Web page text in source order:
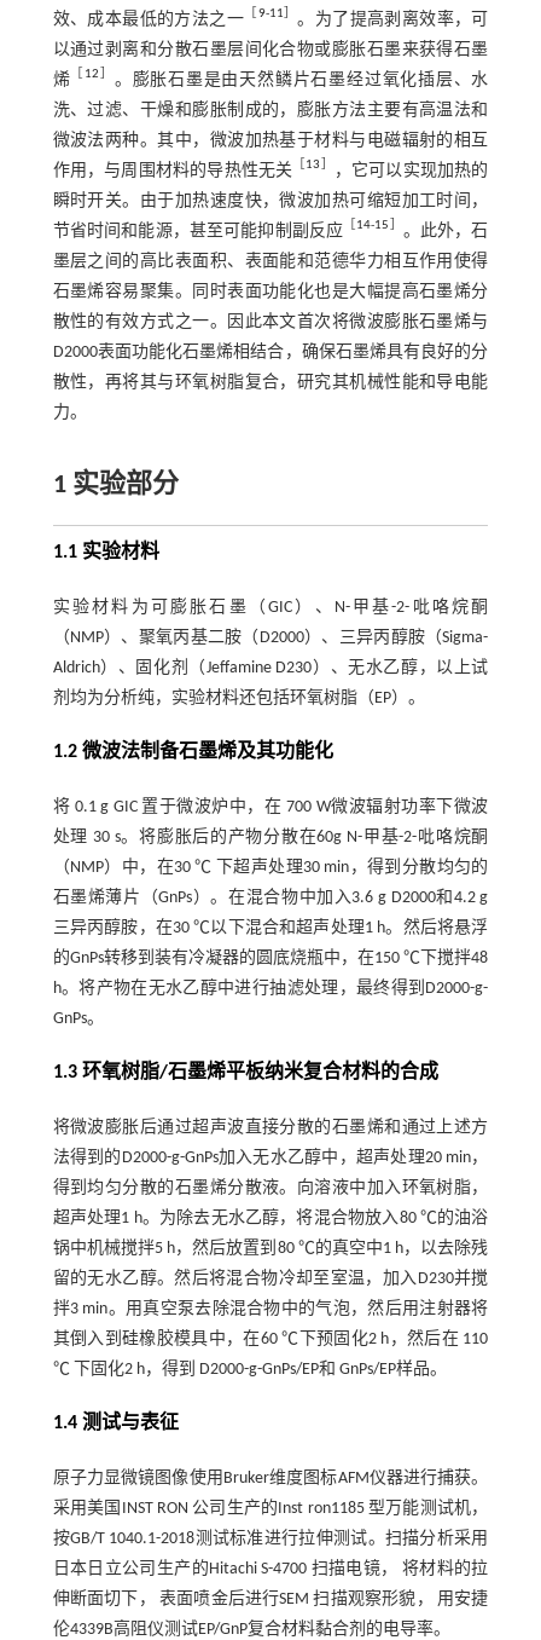
效、成本最低的方法之一 ［9-11］ 。为了提高剥离效率，可
以通过剥离和分散石墨层间化合物或膨胀石墨来获得石墨
烯 ［ 12］ 。膨胀石墨是由天然鳞片石墨经过氧化插层、水
洗、过滤、干燥和膨胀制成的，膨胀方法主要有高温法和
微波法两种。其中，微波加热基于材料与电磁辐射的相互
作用，与周围材料的导热性无关
［13］
，它可以实现加热的
瞬时开关。由于加热速度快，微波加热可缩短加工时间，
节省时间和能源，甚至可能抑制副反应 ［14-15］ 。此外，石
墨层之间的高比表面积、表面能和范德华力相互作用使得
石墨烯容易聚集。同时表面功能化也是大幅提高石墨烯分
散性的有效方式之一。因此本文首次将微波膨胀石墨烯与
D2000表面功能化石墨烯相结合，确保石墨烯具有良好的分
散性，再将其与环氧树脂复合，研究其机械性能和导电能
力。
1 实验部分
1.1 实验材料
实验材料为可膨胀石墨（GIC）、N-甲基-2-吡咯烷酮
（NMP）、聚氧丙基二胺（D2000）、三异丙醇胺（Sigma-
Aldrich）、固化剂（Jeffamine D230）、无水乙醇，以上试
剂均为分析纯，实验材料还包括环氧树脂（EP）。
1.2 微波法制备石墨烯及其功能化
将 0.1 g GIC 置于微波炉中，在 700 W微波辐射功率下微波
处理 30 s。将膨胀后的产物分散在60g N-甲基-2-吡咯烷酮
（NMP）中，在30 ℃ 下超声处理30 min，得到分散均匀的
石墨烯薄片（GnPs）。在混合物中加入3.6 g D2000和4.2 g
三异丙醇胺，在30 ℃以下混合和超声处理1 h。然后将悬浮
的GnPs转移到装有冷凝器的圆底烧瓶中，在150 ℃下搅拌48
h。将产物在无水乙醇中进行抽滤处理，最终得到D2000-g-
GnPs。
1.3 环氧树脂/石墨烯平板纳米复合材料的合成
将微波膨胀后通过超声波直接分散的石墨烯和通过上述方
法得到的D2000-g-GnPs加入无水乙醇中，超声处理20 min，
得到均匀分散的石墨烯分散液。向溶液中加入环氧树脂，
超声处理1 h。为除去无水乙醇，将混合物放入80 ℃的油浴
锅中机械搅拌5 h，然后放置到80 ℃的真空中1 h，以去除残
留的无水乙醇。然后将混合物冷却至室温，加入D230并搅
拌3 min。用真空泵去除混合物中的气泡，然后用注射器将
其倒入到硅橡胶模具中，在60 ℃下预固化2 h，然后在 110
℃ 下固化2 h，得到 D2000-g-GnPs/EP和 GnPs/EP样品。
1.4 测试与表征
原子力显微镜图像使用Bruker维度图标AFM仪器进行捕获。
采用美国INST RON 公司生产的Inst ron1185 型万能测试机，
按GB/T 1040.1-2018测试标准进行拉伸测试。扫描分析采用
日本日立公司生产的Hitachi S-4700 扫描电镜， 将材料的拉
伸断面切下， 表面喷金后进行SEM 扫描观察形貌， 用安捷
伦4339B高阻仪测试EP/GnP复合材料黏合剂的电导率。